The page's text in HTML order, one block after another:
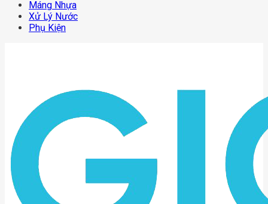
Máng Nhựa
Xử Lý Nước
Phụ Kiện